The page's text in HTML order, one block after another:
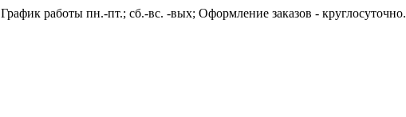
График работы пн.-пт.; сб.-вс. -вых; Оформление заказов - круглосуточно.